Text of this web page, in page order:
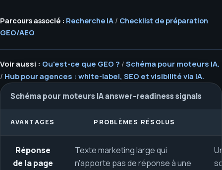
Parcours associé : Recherche IA / Checklist de préparation
GEO/AEO
Voir aussi : Qu'est-ce que GEO ? / Schéma pour moteurs IA.
/ Hub pour agences : white-label, SEO et visibilité via IA.
Schéma pour moteurs IA answer-readiness signals
AVANTAGES PROBLÈMES RÉSOLUS
Réponse
de la page
Texte marketing large qui
n'apporte pas de réponse à une